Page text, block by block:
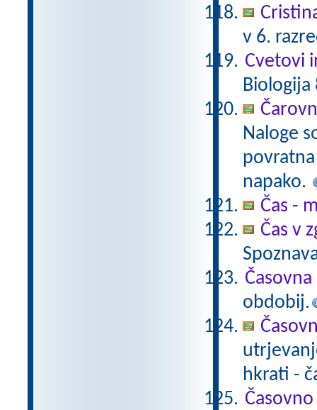
v 6.
Cvetovi
Biologija
Naloge
napako.
Čas -
Čas v
obdobij.
hkrati -